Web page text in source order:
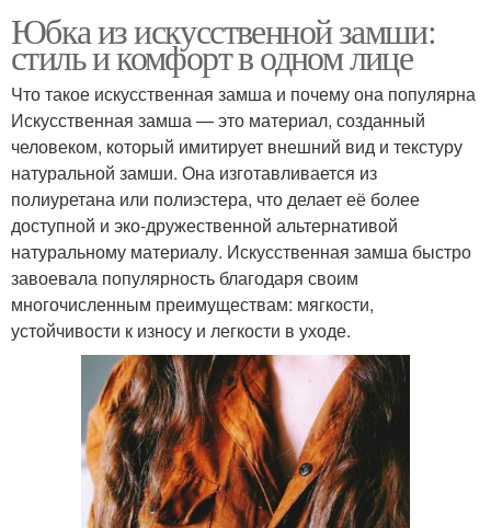
Юбка из искусственной замши:
стиль и комфорт в одном лице
Что такое искусственная замша и почему она популярна
Искусственная замша — это материал, созданный
человеком, который имитирует внешний вид и текстуру
натуральной замши. Она изготавливается из
полиуретана или полиэстера, что делает её более
доступной и эко-дружественной альтернативой
натуральному материалу. Искусственная замша быстро
завоевала популярность благодаря своим
многочисленным преимуществам: мягкости,
устойчивости к износу и легкости в уходе.